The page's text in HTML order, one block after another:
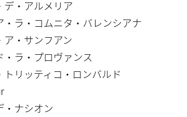
デ・アルメリア
・ラ・コムニタ・バレンシアナ
ア・サンフアン
・ラ・プロヴァンス
トリッティコ・ロンバルド
・ナシオン